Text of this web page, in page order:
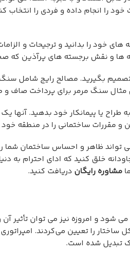
را انجام داده و فردی را انتخاب
خود را بدانید و ترجیحات و
و نقش برجسته های پرآذین که
بگیرید. مصالح رایج شامل
سنگ مرمر برای پرداخت صاف و
یا پیمانکار خود بدهید. آنها
مقررات ساختمانی را در منطقه خود
ظاهر و احساس ساختمان شما
خلق کنید که ادای احترام
مشاوره رایگان دریافت کنید.
می شود و امروزه نیز می توان
ساختار را تعیین می‌کردند.
تبدیل شده است.